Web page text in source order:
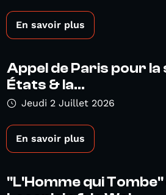
En savoir plus
Appel de Paris pour la
États & la...
Jeudi 2 Juillet 2026
En savoir plus
"L'Homme qui Tombe"